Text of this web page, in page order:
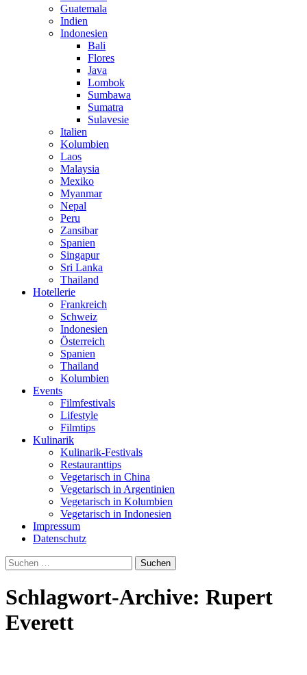
Guatemala
Indien
Indonesien
Bali
Flores
Java
Lombok
Sumbawa
Sumatra
Sulavesie
Italien
Kolumbien
Laos
Malaysia
Mexiko
Myanmar
Nepal
Peru
Zansibar
Spanien
Singapur
Sri Lanka
Thailand
Hotellerie
Frankreich
Schweiz
Indonesien
Österreich
Spanien
Thailand
Kolumbien
Events
Filmfestivals
Lifestyle
Filmtips
Kulinarik
Kulinarik-Festivals
Restauranttips
Vegetarisch in China
Vegetarisch in Argentinien
Vegetarisch in Kolumbien
Vegetarisch in Indonesien
Impressum
Datenschutz
Suchen
nach:
Schlagwort-Archive: Rupert
Everett